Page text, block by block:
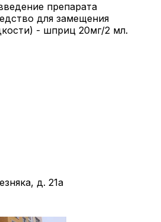
препарата
для замещения
- шприц 20мг/2 мл.
д. 21а